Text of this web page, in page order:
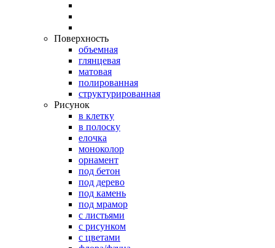
Поверхность
объемная
глянцевая
матовая
полированная
структурированная
Рисунок
в клетку
в полоску
елочка
моноколор
орнамент
под бетон
под дерево
под камень
под мрамор
с листьями
с рисунком
с цветами